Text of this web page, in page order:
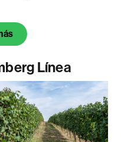
Línea